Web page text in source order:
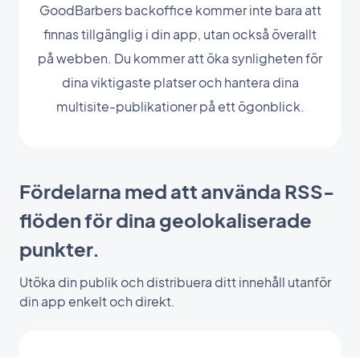
GoodBarbers backoffice kommer inte bara att
finnas tillgänglig i din app, utan också överallt
på webben. Du kommer att öka synligheten för
dina viktigaste platser och hantera dina
multisite-publikationer på ett ögonblick.
Fördelarna med att använda RSS-
flöden för dina geolokaliserade
punkter.
Utöka din publik och distribuera ditt innehåll utanför
din app enkelt och direkt.